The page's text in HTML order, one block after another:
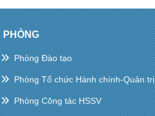
PHÒNG
Phòng Đào tạo
Phòng Tổ chức Hành chính-Quản trị
Phòng Công tác HSSV